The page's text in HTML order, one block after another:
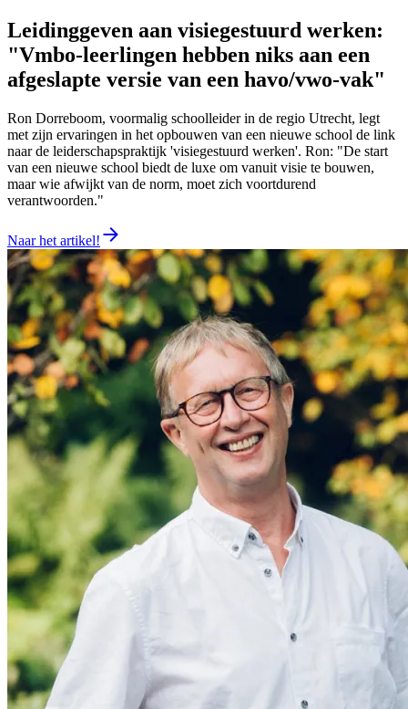
Leidinggeven aan visiegestuurd werken:
"Vmbo-leerlingen hebben niks aan een
afgeslapte versie van een havo/vwo-vak"
Ron Dorreboom, voormalig schoolleider in de regio Utrecht, legt
met zijn ervaringen in het opbouwen van een nieuwe school de link
naar de leiderschapspraktijk 'visiegestuurd werken'. Ron: "De start
van een nieuwe school biedt de luxe om vanuit visie te bouwen,
maar wie afwijkt van de norm, moet zich voortdurend
verantwoorden."
Naar het artikel!